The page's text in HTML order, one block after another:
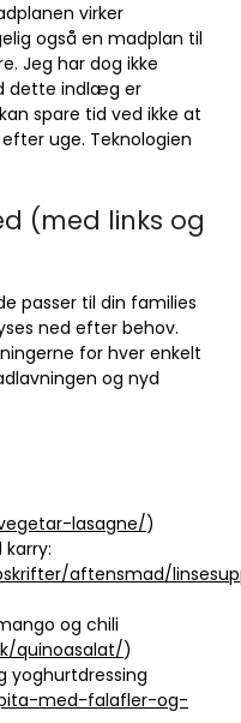
virker
også en madplan til
Jeg har dog ikke
dette indlæg er
spare tid ved ikke at
uge. Teknologien
(med links og
passer til din families
ned efter behov.
for hver enkelt
og nyd
lasagne/)
karry:
aftensmad/
og chili
quinoasalat/)
yoghurtdressing
med-falafler-og-